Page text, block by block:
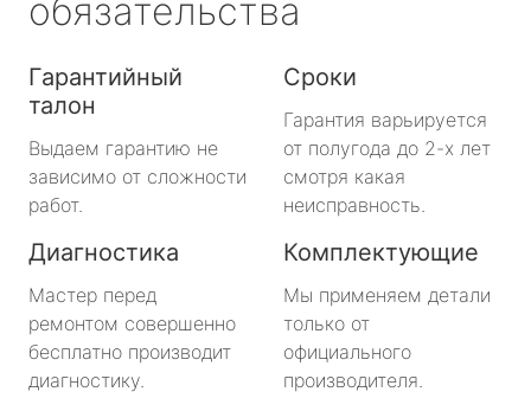
обязательства
Гарантийный
талон
Выдаем гарантию не
зависимо от сложности
работ.
Сроки
Гарантия варьируется
от полугода до 2-х лет
смотря какая
неисправность.
Диагностика
Мастер перед
ремонтом совершенно
бесплатно производит
диагностику.
Комплектующие
Мы применяем детали
только от
официального
производителя.